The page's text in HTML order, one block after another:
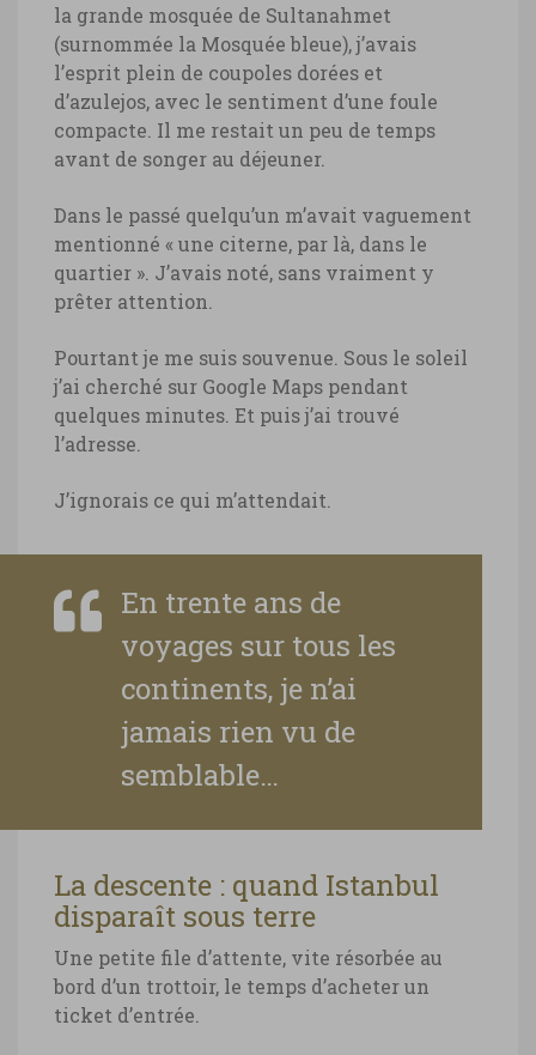
la grande mosquée de Sultanahmet
(surnommée la Mosquée bleue), j’avais
l’esprit plein de coupoles dorées et
d’azulejos, avec le sentiment d’une foule
compacte. Il me restait un peu de temps
avant de songer au déjeuner.
Dans le passé quelqu’un m’avait vaguement
mentionné « une citerne, par là, dans le
quartier ». J’avais noté, sans vraiment y
prêter attention.
Pourtant je me suis souvenue. Sous le soleil
j’ai cherché sur Google Maps pendant
quelques minutes. Et puis j’ai trouvé
l’adresse.
J’ignorais ce qui m’attendait.
En trente ans de
voyages sur tous les
continents, je n’ai
jamais rien vu de
semblable…
La descente : quand Istanbul
disparaît sous terre
Une petite file d’attente, vite résorbée au
bord d’un trottoir, le temps d’acheter un
ticket d’entrée.